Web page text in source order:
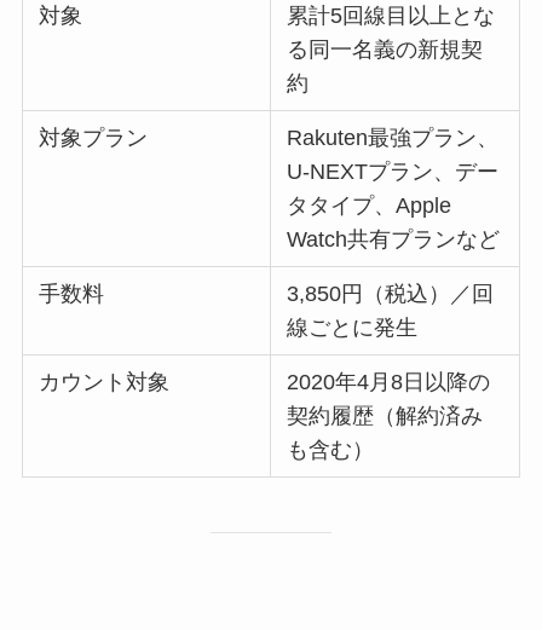
対象
累計5回線目以上とな
る同一名義の新規契
約
対象プラン
Rakuten最強プラン、
U-NEXTプラン、デー
タタイプ、Apple
Watch共有プランなど
手数料
3,850円（税込）／回
線ごとに発生
カウント対象
2020年4月8日以降の
契約履歴（解約済み
も含む）